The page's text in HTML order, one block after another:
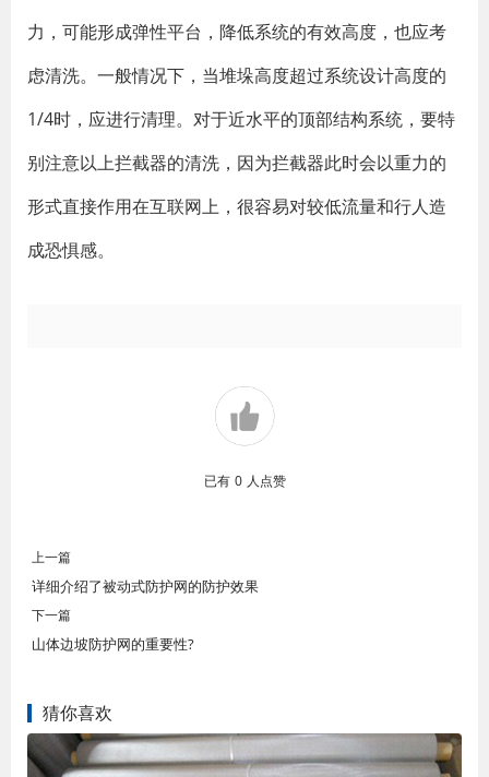
力，可能形成弹性平台，降低系统的有效高度，也应考
虑清洗。一般情况下，当堆垛高度超过系统设计高度的
1/4时，应进行清理。对于近水平的顶部结构系统，要特
别注意以上拦截器的清洗，因为拦截器此时会以重力的
形式直接作用在互联网上，很容易对较低流量和行人造
成恐惧感。
已有 0 人点赞
上一篇
详细介绍了被动式防护网的防护效果
下一篇
山体边坡防护网的重要性?
猜你喜欢